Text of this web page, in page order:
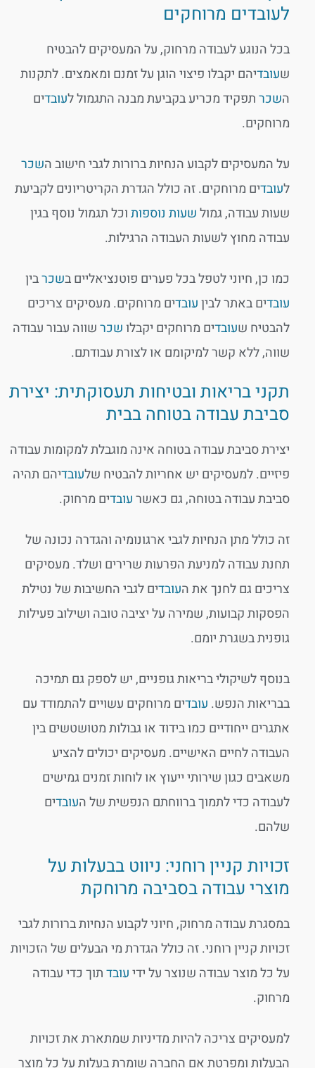
לעובדים מרוחקים
בכל הנוגע לעבודה מרחוק, על המעסיקים להבטיח
שעובדיהם יקבלו פיצוי הוגן על זמנם ומאמצים. לתקנות
השכרתפקיד מכריע בקביעת מבנה התגמול לעובדים
מרוחקים.
על המעסיקים לקבוע הנחיות ברורות לגבי חישוב השכר
לעובדים מרוחקים. זה כולל הגדרת הקריטריונים לקביעת
שעות עבודה, גמולשעות נוספותוכל תגמול נוסף בגין
עבודה מחוץ לשעות העבודה הרגילות.
כמו כן, חיוני לטפל בכל פערים פוטנציאליים בשכרבין
עובדים באתר לביןעובדים מרוחקים. מעסיקים צריכים
להבטיח שעובדים מרוחקים יקבלושכרשווה עבור עבודה
שווה, ללא קשר למיקומם או לצורת עבודתם.
תקני בריאות ובטיחות תעסוקתית: יצירת
סביבת עבודה בטוחה בבית
יצירת סביבת עבודה בטוחה אינה מוגבלת למקומות עבודה
פיזיים. למעסיקים יש אחריות להבטיח שלעובדיהם תהיה
סביבת עבודה בטוחה, גם כאשרעובדים מרחוק.
זה כולל מתן הנחיות לגבי ארגונומיה והגדרה נכונה של
תחנת עבודה למניעת הפרעות שרירים ושלד. מעסיקים
צריכים גם לחנך את העובדים לגבי החשיבות של נטילת
הפסקות קבועות, שמירה על יציבה טובה ושילוב פעילות
גופנית בשגרת יומם.
בנוסף לשיקולי בריאות גופניים, יש לספק גם תמיכה
בבריאות הנפש.עובדים מרוחקים עשויים להתמודד עם
אתגרים ייחודיים כמו בידוד או גבולות מטושטשים בין
העבודה לחיים האישיים. מעסיקים יכולים להציע
משאבים כגון שירותי ייעוץ או לוחות זמנים גמישים
לעבודה כדי לתמוך ברווחתם הנפשית של העובדים
שלהם.
זכויות קניין רוחני: ניווט בבעלות על
מוצרי עבודה בסביבה מרוחקת
במסגרת עבודה מרחוק, חיוני לקבוע הנחיות ברורות לגבי
זכויות קניין רוחני. זה כולל הגדרת מי הבעלים של הזכויות
על כל מוצר עבודה שנוצר על ידיעובדתוך כדי עבודה
מרחוק.
למעסיקים צריכה להיות מדיניות שמתארת את זכויות
הבעלות ומפרטת אם החברה שומרת בעלות על כל מוצר